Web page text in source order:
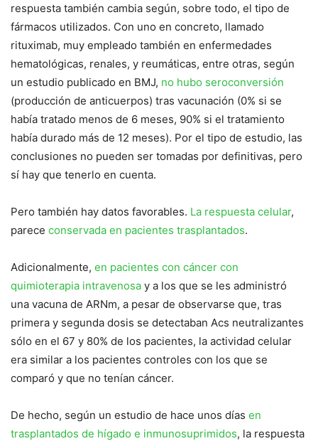
respuesta también cambia según, sobre todo, el tipo de
fármacos utilizados. Con uno en concreto, llamado
rituximab, muy empleado también en enfermedades
hematológicas, renales, y reumáticas, entre otras, según
un estudio publicado en BMJ, no hubo seroconversión
(producción de anticuerpos) tras vacunación (0% si se
había tratado menos de 6 meses, 90% si el tratamiento
había durado más de 12 meses). Por el tipo de estudio, las
conclusiones no pueden ser tomadas por definitivas, pero
sí hay que tenerlo en cuenta.
Pero también hay datos favorables. La respuesta celular,
parece conservada en pacientes trasplantados.
Adicionalmente, en pacientes con cáncer con
quimioterapia intravenosa y a los que se les administró
una vacuna de ARNm, a pesar de observarse que, tras
primera y segunda dosis se detectaban Acs neutralizantes
sólo en el 67 y 80% de los pacientes, la actividad celular
era similar a los pacientes controles con los que se
comparó y que no tenían cáncer.
De hecho, según un estudio de hace unos días en
trasplantados de hígado e inmunosuprimidos, la respuesta